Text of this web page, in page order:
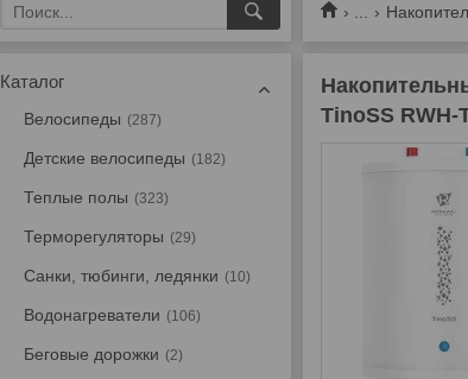
TinoSS RWH-
Каталог
Велосипеды 287
Детские велосипеды 182
Теплые полы 323
Терморегуляторы 29
Санки, тюбинги, ледянки 10
Водонагреватели 106
Беговые дорожки 2